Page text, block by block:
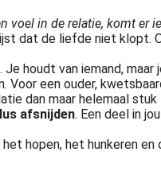
in de relatie, komt er
dat de liefde niet
houdt van iemand,
Voor een ouder,
dan maar helemaal
afsnijden. Een deel in
hopen, het hunkeren en